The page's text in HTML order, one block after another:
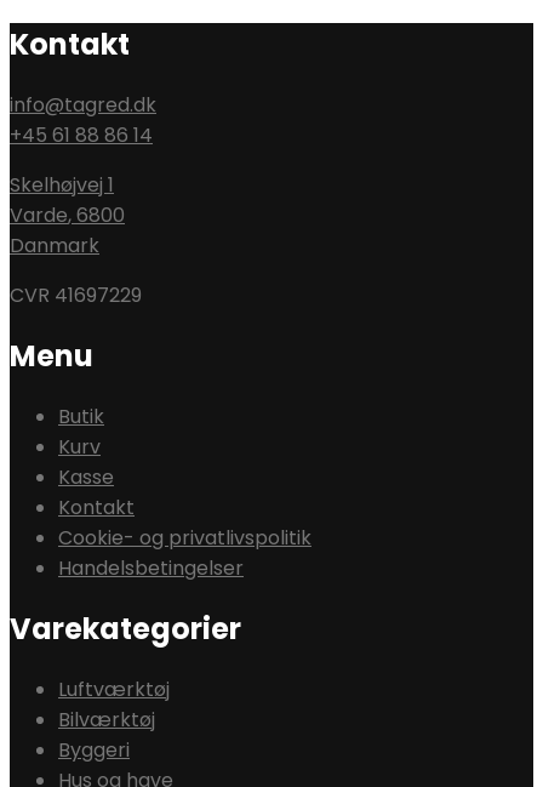
Kontakt
info@tagred.dk
+45 61 88 86 14
Skelhøjvej 1
Varde,6800
Danmark
CVR 41697229
Menu
Butik
Kurv
Kasse
Kontakt
Cookie- og privatlivspolitik
Handelsbetingelser
Varekategorier
Luftværktøj
Bilværktøj
Byggeri
Hus og have